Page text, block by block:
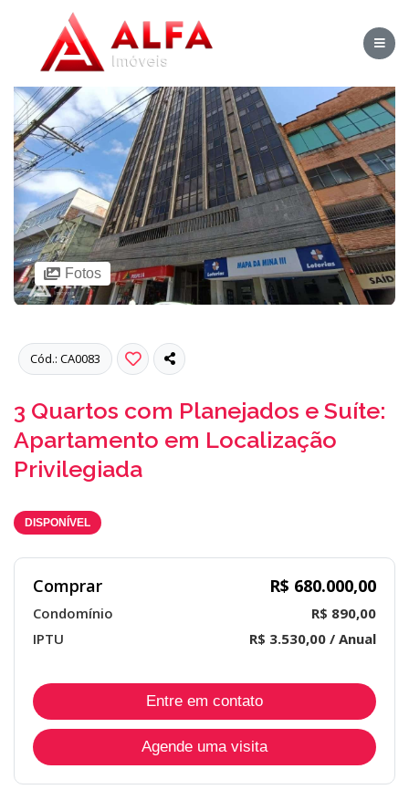
Fotos
Cód.: CA0083
3 Quartos com Planejados e Suíte:
Apartamento em Localização
Privilegiada
DISPONÍVEL
Comprar R$ 680.000,00
Condomínio
R$ 890,00
IPTU
R$ 3.530,00 / Anual
Entre em contato
Agende uma visita